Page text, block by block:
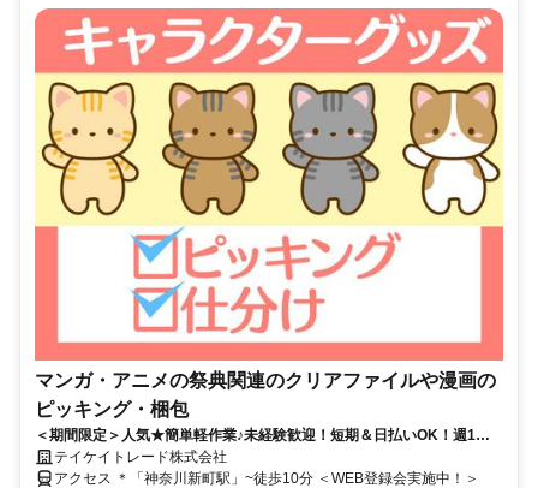
マンガ・アニメの祭典関連のクリアファイルや漫画の
ピッキング・梱包
＜期間限定＞人気★簡単軽作業♪未経験歓迎！短期＆日払いOK！週1日
～OK！即日勤務可◎
テイケイトレード株式会社
アクセス ＊「神奈川新町駅」~徒歩10分 ＜WEB登録会実施中！＞